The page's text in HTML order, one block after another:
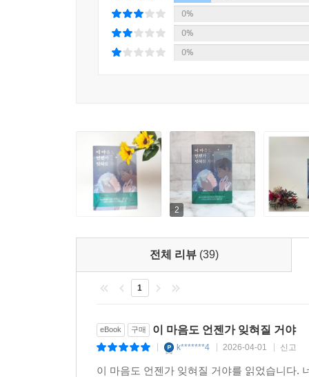
0%
0%
0%
2
전체 리뷰 (39)
1
eBook 구매 이 마음도 언젠가 잊혀질 거야
k*******4 2026-04-01 신고
이 마음도 언젠가 잊혀질 거야를 읽었습니다.